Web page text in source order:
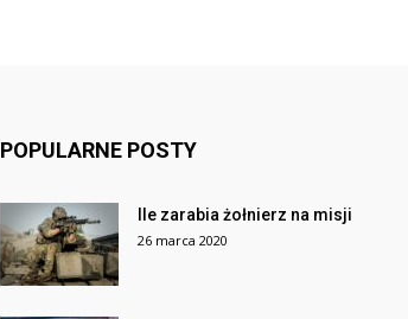
POPULARNE POSTY
Ile zarabia żołnierz na misji
26 marca 2020